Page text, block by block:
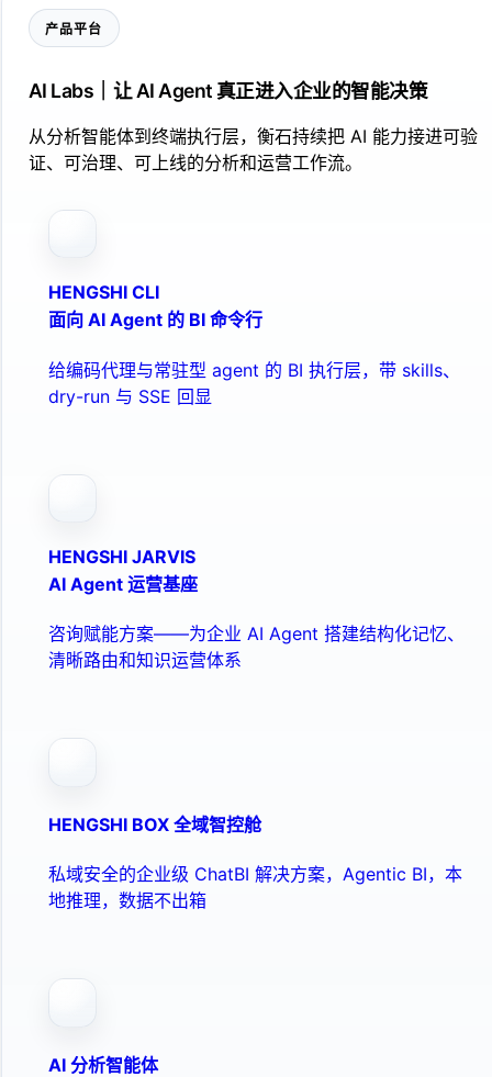
产品平台
AI Labs｜让 AI Agent 真正进入企业的智能决策
从分析智能体到终端执行层，衡石持续把 AI 能力接进可验
证、可治理、可上线的分析和运营工作流。
HENGSHI CLI
面向 AI Agent 的 BI 命令行
给编码代理与常驻型 agent 的 BI 执行层，带 skills、
dry-run 与 SSE 回显
HENGSHI JARVIS
AI Agent 运营基座
咨询赋能方案——为企业 AI Agent 搭建结构化记忆、
清晰路由和知识运营体系
HENGSHI BOX 全域智控舱
私域安全的企业级 ChatBI 解决方案，Agentic BI，本
地推理，数据不出箱
AI 分析智能体